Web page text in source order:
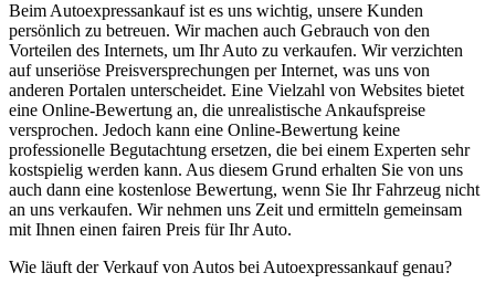
Beim Autoexpressankauf ist es uns wichtig, unsere Kunden
persönlich zu betreuen. Wir machen auch Gebrauch von den
Vorteilen des Internets, um Ihr Auto zu verkaufen. Wir verzichten
auf unseriöse Preisversprechungen per Internet, was uns von
anderen Portalen unterscheidet. Eine Vielzahl von Websites bietet
eine Online-Bewertung an, die unrealistische Ankaufspreise
versprochen. Jedoch kann eine Online-Bewertung keine
professionelle Begutachtung ersetzen, die bei einem Experten sehr
kostspielig werden kann. Aus diesem Grund erhalten Sie von uns
auch dann eine kostenlose Bewertung, wenn Sie Ihr Fahrzeug nicht
an uns verkaufen. Wir nehmen uns Zeit und ermitteln gemeinsam
mit Ihnen einen fairen Preis für Ihr Auto.
Wie läuft der Verkauf von Autos bei Autoexpressankauf genau?